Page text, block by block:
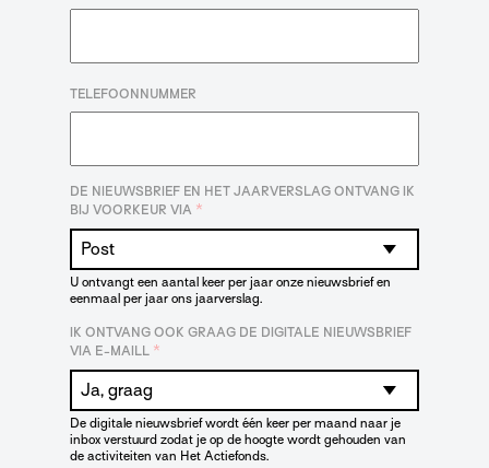
TELEFOONNUMMER
DE NIEUWSBRIEF EN HET JAARVERSLAG ONTVANG IK
BIJ VOORKEUR VIA *
U ontvangt een aantal keer per jaar onze nieuwsbrief en
eenmaal per jaar ons jaarverslag.
IK ONTVANG OOK GRAAG DE DIGITALE NIEUWSBRIEF
VIA E-MAILL *
De digitale nieuwsbrief wordt één keer per maand naar je
inbox verstuurd zodat je op de hoogte wordt gehouden van
de activiteiten van Het Actiefonds.